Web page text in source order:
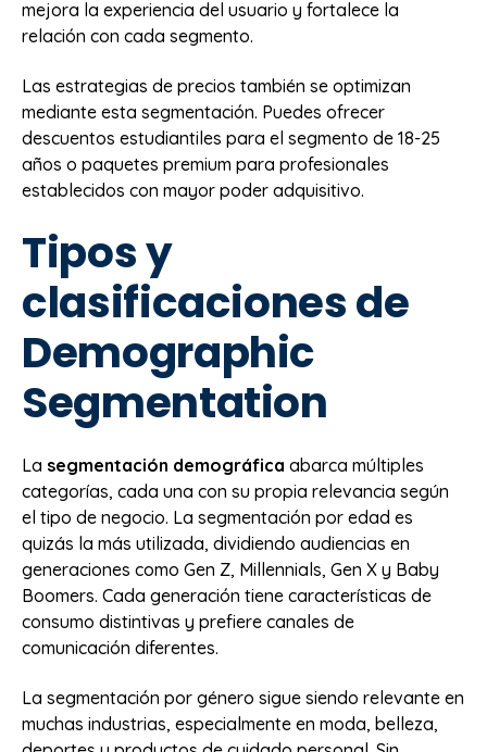
mejora la experiencia del usuario y fortalece la
relación con cada segmento.
Las estrategias de precios también se optimizan
mediante esta segmentación. Puedes ofrecer
descuentos estudiantiles para el segmento de 18-25
años o paquetes premium para profesionales
establecidos con mayor poder adquisitivo.
Tipos y
clasificaciones de
Demographic
Segmentation
La segmentación demográfica abarca múltiples
categorías, cada una con su propia relevancia según
el tipo de negocio. La segmentación por edad es
quizás la más utilizada, dividiendo audiencias en
generaciones como Gen Z, Millennials, Gen X y Baby
Boomers. Cada generación tiene características de
consumo distintivas y prefiere canales de
comunicación diferentes.
La segmentación por género sigue siendo relevante en
muchas industrias, especialmente en moda, belleza,